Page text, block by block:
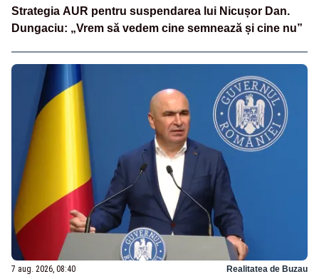
Strategia AUR pentru suspendarea lui Nicușor Dan.
Dungaciu: „Vrem să vedem cine semnează și cine nu”
7 aug. 2026, 08:40 Realitatea de Buzau